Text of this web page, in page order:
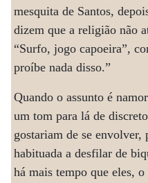
mesquita de Santos,
dizem que a religião não
“Surfo, jogo capoeira”,
proíbe nada disso.”
Quando o assunto é
um tom para lá de
gostariam de se
habituada a desfilar de
há mais tempo que eles,